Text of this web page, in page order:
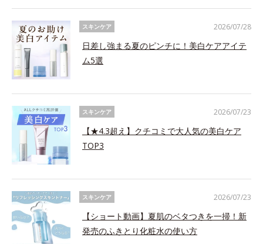
スキンケア
日差し強まる夏のピンチに！美白ケアアイテ
ム5選
2026/07/28
スキンケア
【★4.3超え】クチコミで大人気の美白ケア
TOP3
2026/07/23
スキンケア
【ショート動画】夏肌のベタつきを一掃！新
発売のふきとり化粧水の使い方
2026/07/23